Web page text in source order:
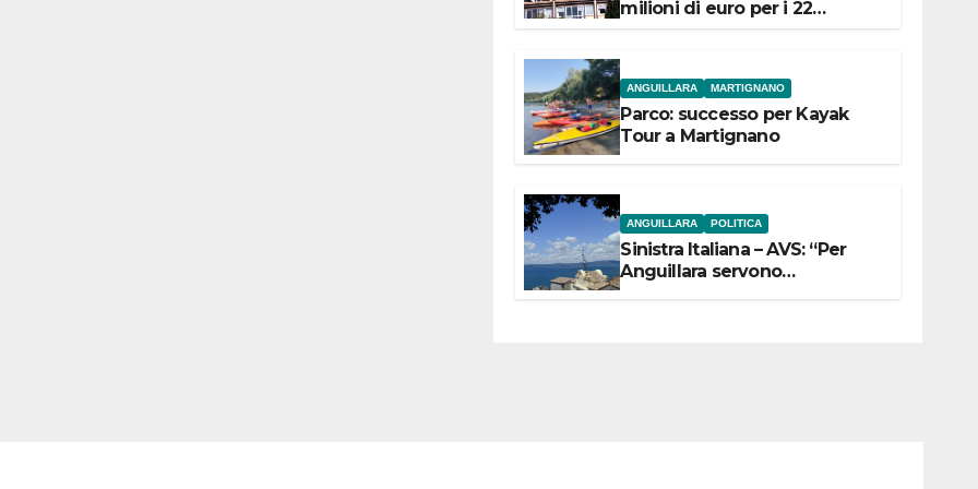
milioni di euro per i 22
ANGUILLARA MARTIGNANO
Parco: successo per Kayak
Tour a Martignano
ANGUILLARA POLITICA
Sinistra Italiana – AVS: “Per
Anguillara servono